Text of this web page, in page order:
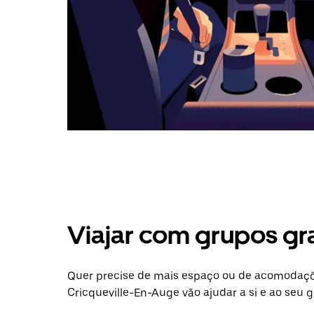
Viajar com grupos
Quer precise de mais espaço ou de
Cricqueville-En-Auge vão ajudar a si e ao seu